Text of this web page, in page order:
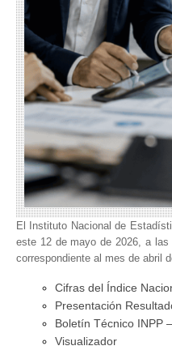
El Instituto Nacional de
este 12 de mayo de 2026, a
correspondiente al mes de abril
Cifras del Índice
Presentación
Boletín Técnico INPP
Visualizador